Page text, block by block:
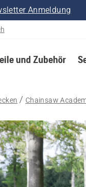
Anmeldung
und Zubehör
Chainsaw